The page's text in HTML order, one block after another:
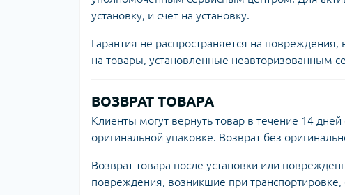
установку, и счет на установку.
Гарантия не распространяется на
на товары, установленные неавторизованным
ВОЗВРАТ ТОВАРА
Клиенты могут вернуть товар в течение 14
оригинальной упаковке. Возврат без
Возврат товара после установки или
повреждения, возникшие при